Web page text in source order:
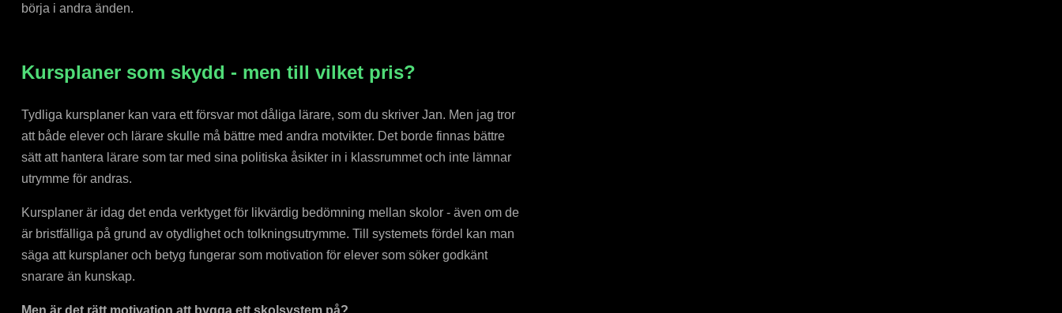
börja i andra änden.
Kursplaner som skydd - men till vilket pris?
Tydliga kursplaner kan vara ett försvar mot dåliga lärare, som du skriver Jan. Men jag tror
att både elever och lärare skulle må bättre med andra motvikter. Det borde finnas bättre
sätt att hantera lärare som tar med sina politiska åsikter in i klassrummet och inte lämnar
utrymme för andras.
Kursplaner är idag det enda verktyget för likvärdig bedömning mellan skolor - även om de
är bristfälliga på grund av otydlighet och tolkningsutrymme. Till systemets fördel kan man
säga att kursplaner och betyg fungerar som motivation för elever som söker godkänt
snarare än kunskap.
Men är det rätt motivation att bygga ett skolsystem på?